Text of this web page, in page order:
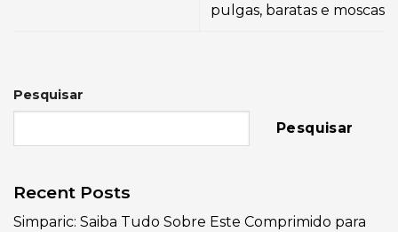
pulgas, baratas e moscas
Pesquisar
Pesquisar
Recent Posts
Simparic: Saiba Tudo Sobre Este Comprimido para